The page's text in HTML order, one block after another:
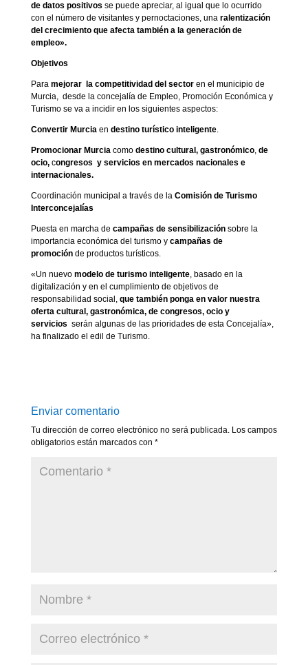
de datos positivos se puede apreciar, al igual que lo ocurrido
con el número de visitantes y pernoctaciones, una ralentización
del crecimiento que afecta también a la generación de
empleo».
Objetivos
Para mejorar la competitividad del sectoren el municipio de
Murcia, desde la concejalía de Empleo, Promoción Económica y
Turismo se va a incidir en los siguientes aspectos:
Convertir Murciaen destino turístico inteligente.
Promocionar Murciacomo destino cultural, gastronómico, de
ocio,congresos y servicios en mercados nacionales e
internacionales.
Coordinación municipal a través de la Comisión de Turismo
Interconcejalías
Puesta en marcha de campañas de sensibilizaciónsobre la
importancia económica del turismo y campañas de
promociónde productos turísticos.
«Un nuevo modelo de turismo inteligente, basado en la
digitalización y en el cumplimiento de objetivos de
responsabilidad social, que también ponga en valor nuestra
oferta cultural, gastronómica, de congresos, ocio y
servicios serán algunas de las prioridades de esta Concejalía»,
ha finalizado el edil de Turismo.
Enviar comentario
Tu dirección de correo electrónico no será publicada. Los campos
obligatorios están marcados con *